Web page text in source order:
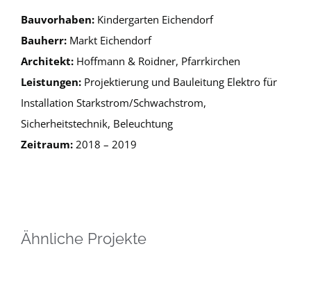
Bauvorhaben: Kindergarten Eichendorf
Bauherr: Markt Eichendorf
Architekt: Hoffmann & Roidner, Pfarrkirchen
Leistungen: Projektierung und Bauleitung Elektro für
Installation Starkstrom/Schwachstrom,
Sicherheitstechnik, Beleuchtung
Zeitraum: 2018 – 2019
Ähnliche Projekte